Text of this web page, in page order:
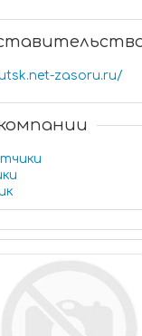
zasoru.ru/